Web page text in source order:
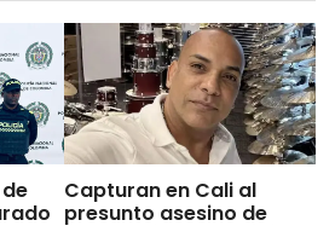
Capturan en Cali al
presunto asesino de